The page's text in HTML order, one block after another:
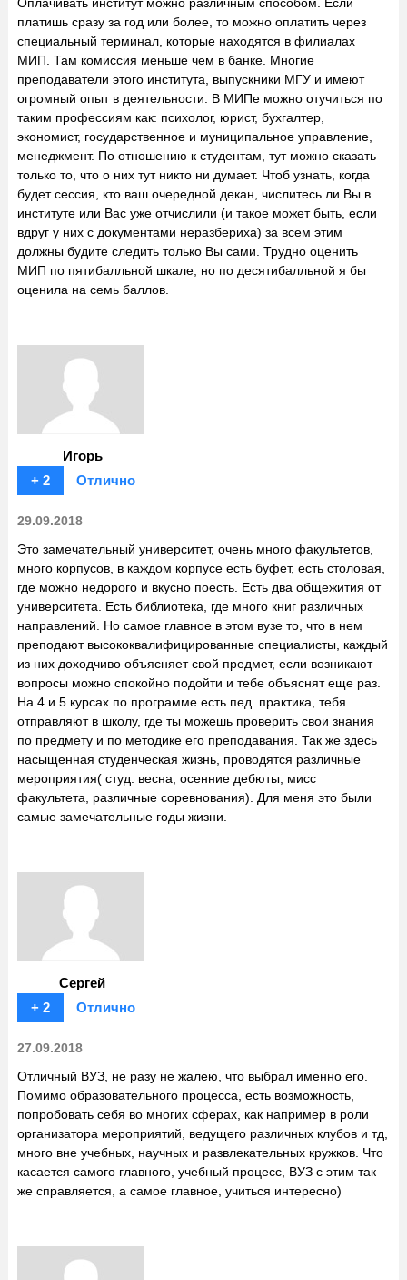
платишь сразу за год или более, то можно оплатить через
специальный терминал, которые находятся в филиалах
МИП. Там комиссия меньше чем в банке. Многие
преподаватели этого института, выпускники МГУ и имеют
огромный опыт в деятельности. В МИПе можно отучиться по
таким профессиям как: психолог, юрист, бухгалтер,
экономист, государственное и муниципальное управление,
менеджмент. По отношению к студентам, тут можно сказать
только то, что о них тут никто ни думает. Чтоб узнать, когда
будет сессия, кто ваш очередной декан, числитесь ли Вы в
институте или Вас уже отчислили (и такое может быть, если
вдруг у них с документами неразбериха) за всем этим
должны будите следить только Вы сами. Трудно оценить
МИП по пятибалльной шкале, но по десятибалльной я бы
оценила на семь баллов.
Игорь
+ 2
Отлично
29.09.2018
Это замечательный университет, очень много факультетов,
много корпусов, в каждом корпусе есть буфет, есть столовая,
где можно недорого и вкусно поесть. Есть два общежития от
университета. Есть библиотека, где много книг различных
направлений. Но самое главное в этом вузе то, что в нем
преподают высококвалифицированные специалисты, каждый
из них доходчиво объясняет свой предмет, если возникают
вопросы можно спокойно подойти и тебе объяснят еще раз.
На 4 и 5 курсах по программе есть пед. практика, тебя
отправляют в школу, где ты можешь проверить свои знания
по предмету и по методике его преподавания. Так же здесь
насыщенная студенческая жизнь, проводятся различные
мероприятия( студ. весна, осенние дебюты, мисс
факультета, различные соревнования). Для меня это были
самые замечательные годы жизни.
Сергей
+ 2
Отлично
27.09.2018
Отличный ВУЗ, не разу не жалею, что выбрал именно его.
Помимо образовательного процесса, есть возможность,
попробовать себя во многих сферах, как например в роли
организатора мероприятий, ведущего различных клубов и тд,
много вне учебных, научных и развлекательных кружков. Что
касается самого главного, учебный процесс, ВУЗ с этим так
же справляется, а самое главное, учиться интересно)